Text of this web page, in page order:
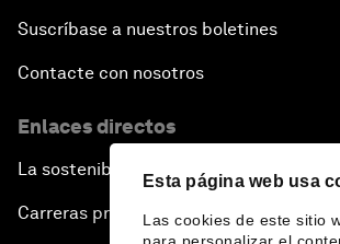
Esta página web usa
Las cookies de este sitio
Suscríbase a nuestros boletines
Contacte con nosotros
Enlaces directos
La sostenibilidad en el Foro
Carreras profesionales